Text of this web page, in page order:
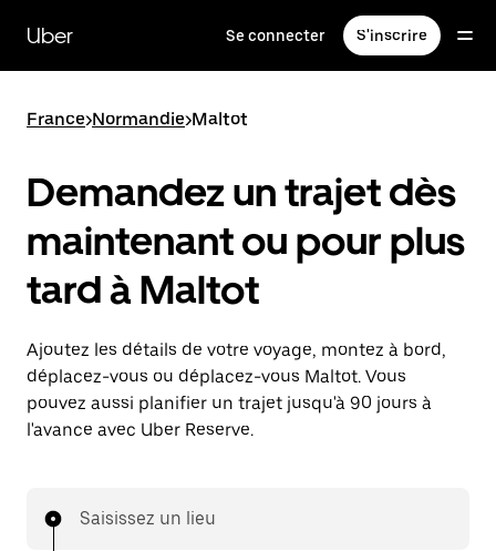
contenu
principal
Uber Se connecter S'inscrire
France>Normandie>Maltot
Demandez un trajet dès
maintenant ou pour plus
tard à Maltot
Ajoutez les détails de votre voyage, montez à bord,
déplacez-vous ou déplacez-vous Maltot. Vous
pouvez aussi planifier un trajet jusqu'à 90 jours à
l'avance avec Uber Reserve.
Saisissez un lieu